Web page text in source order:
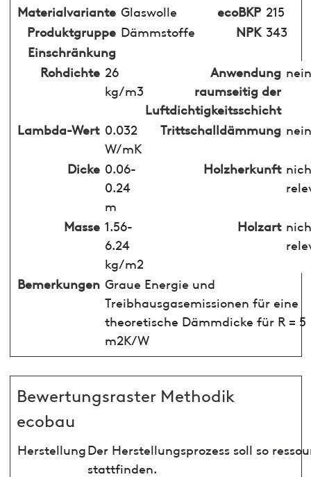
Materialvariante Glaswolle ecoBKP 215
Produktgruppe Dämmstoffe NPK 343
Einschränkung
Rohdichte 26
kg/m3
Anwendung
raumseitig der
Luftdichtigkeitsschicht
nein
Lambda-Wert 0.032
W/mK
Trittschalldämmung nein
Dicke 0.06-
0.24
m
Holzherkunft
Masse 1.56-
6.24
kg/m2
Holzart
Bemerkungen Graue Energie und
Treibhausgasemissionen für eine
theoretische Dämmdicke für R = 5
m2K/W
Bewertungsraster Methodik
ecobau
HerstellungDer Herstellungsprozess soll so
stattfinden.